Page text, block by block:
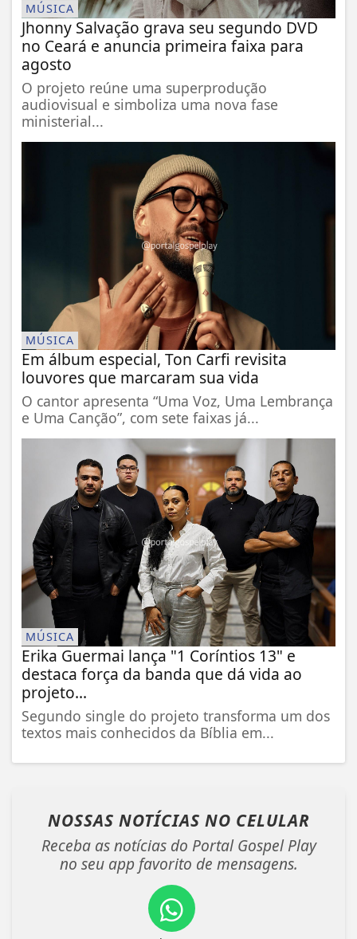
MÚSICA
Jhonny Salvação grava seu segundo DVD
no Ceará e anuncia primeira faixa para
agosto
O projeto reúne uma superprodução
audiovisual e simboliza uma nova fase
ministerial...
MÚSICA
Em álbum especial, Ton Carfi revisita
louvores que marcaram sua vida
O cantor apresenta “Uma Voz, Uma Lembrança
e Uma Canção”, com sete faixas já...
MÚSICA
Erika Guermai lança "1 Coríntios 13" e
destaca força da banda que dá vida ao
projeto...
Segundo single do projeto transforma um dos
textos mais conhecidos da Bíblia em...
NOSSAS NOTÍCIAS NO CELULAR
Receba as notícias do Portal Gospel Play
no seu app favorito de mensagens.